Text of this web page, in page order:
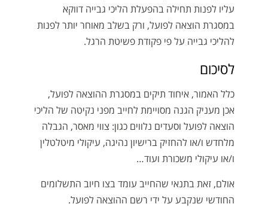
עליו לפנות תחילה בהפעלת הליכי גבייה דווקא
במסגרת הוצאה לפועל, ורק בשלב מאוחר יותר לפנות
להליכי גבייה על פי פקודת פשיטת הרגל.
לסיכום
כלל האמור, איחוד תיקים במסגרת ההוצאה לפועל,
אכן מעניק הגנה מסויימת לחייב מפני נקיטה של הליכי
הוצאה לפועל וסעדים נלווים כגון: צווי מאסר, הגבלה
מלחדש ו/או להחזיק ברישיון נהיגה, עיקולי מיטלטלין
ו/או עיקולי משכורת ועוד…
אולם, זאת בתנאי שהחייב עומד בצו חיוב התשלומים
החודשי שנקבע על ידי רשם ההוצאה לפועל.